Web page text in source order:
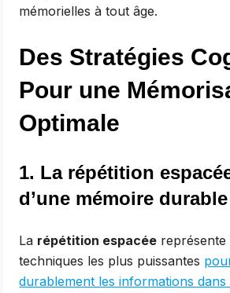
mémorielles à tout âge.
Des Stratégies
Pour une
Optimale
1. La répétition
d’une mémoire durable
La répétition espacée représente
techniques les plus puissantes
durablement les informations